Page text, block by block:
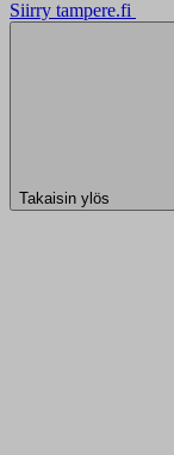
Siirry tampere.fi
Takaisin ylös